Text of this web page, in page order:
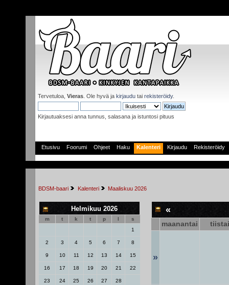
Tervetuloa, Vieras . Ole hyvä ja kirjaudu tai rekisteröidy.
Kirjautuaksesi anna tunnus, salasana ja istuntosi pituus
Etusivu Foorumi Ohjeet Haku Kalenteri Kirjaudu Rekisteröidy
BDSM-baari Kalenteri Maaliskuu 2026
Helmikuu 2026
m t k t p l
s
1
2 3 4 5 6 7 8
9 10 11 12 13 14 15
16 17 18 19 20 21 22
23 24 25 26 27 28
«
maanantai tiistai
»